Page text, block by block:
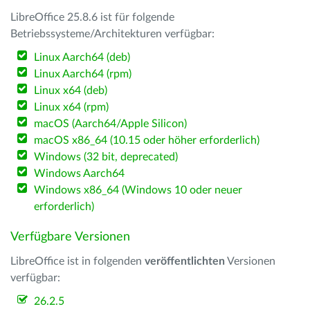
LibreOffice 25.8.6 ist für folgende
Betriebssysteme/Architekturen verfügbar:
Linux Aarch64 (deb)
Linux Aarch64 (rpm)
Linux x64 (deb)
Linux x64 (rpm)
macOS (Aarch64/Apple Silicon)
macOS x86_64 (10.15 oder höher erforderlich)
Windows (32 bit, deprecated)
Windows Aarch64
Windows x86_64 (Windows 10 oder neuer
erforderlich)
Verfügbare Versionen
LibreOffice ist in folgenden veröffentlichten Versionen
verfügbar:
26.2.5